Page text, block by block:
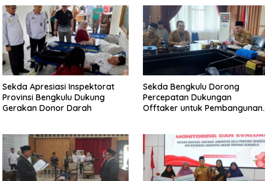
Sekda Apresiasi Inspektorat
Provinsi Bengkulu Dukung
Gerakan Donor Darah
Sekda Bengkulu Dorong
Percepatan Dukungan
Offtaker untuk Pembangunan